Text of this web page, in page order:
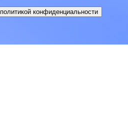
политикой конфиденциальности